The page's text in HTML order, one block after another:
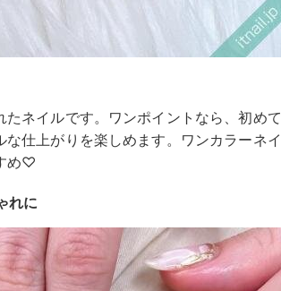
ネイルです。ワンポイントなら、初めて
仕上がりを楽しめます。ワンカラーネイ
め♡
れに